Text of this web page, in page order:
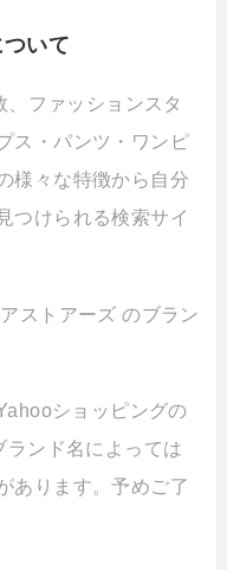
いて
ファッションスタ
ス・パンツ・ワンピ
様々な特徴から自分
つけられる検索サイ
ストアーズ のブラン
ショッピングの
ンド名によっては
あります。予めご了